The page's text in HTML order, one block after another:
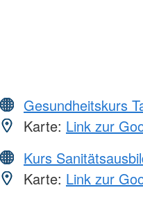
Gesundheitskurs
Karte: Link zur
Kurs
Karte: Link zur